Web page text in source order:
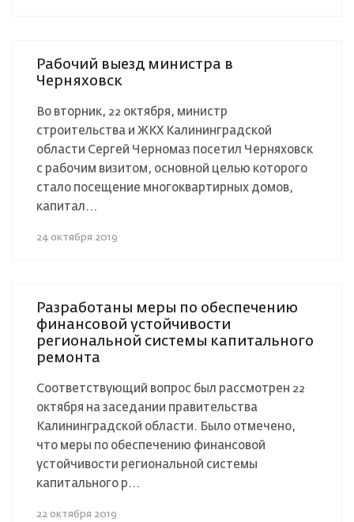
Рабочий выезд министра в
Черняховск
Во вторник, 22 октября, министр
строительства и ЖКХ Калининградской
области Сергей Черномаз посетил Черняховск
с рабочим визитом, основной целью которого
стало посещение многоквартирных домов,
капитал...
24 октября 2019
Разработаны меры по обеспечению
финансовой устойчивости
региональной системы капитального
ремонта
Соответствующий вопрос был рассмотрен 22
октября на заседании правительства
Калининградской области. Было отмечено,
что меры по обеспечению финансовой
устойчивости региональной системы
капитального р...
22 октября 2019